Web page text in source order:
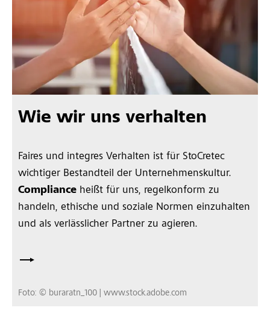
Wie wir uns verhalten
Faires und integres Verhalten ist für StoCretec
wichtiger Bestandteil der Unternehmenskultur.
Compliance heißt für uns, regelkonform zu
handeln, ethische und soziale Normen einzuhalten
und als verlässlicher Partner zu agieren.
Foto: © buraratn_100 | www.stock.adobe.com